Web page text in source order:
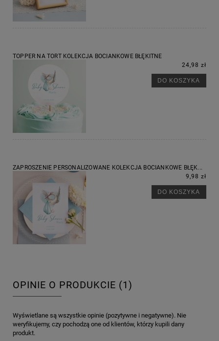
TOPPER NA TORT KOLEKCJA BOCIANKOWE BŁĘKITNE
24,98 zł
DO KOSZYKA
ZAPROSZENIE PERSONALIZOWANE KOLEKCJA BOCIANKOWE BŁĘK...
9,98 zł
DO KOSZYKA
OPINIE O PRODUKCIE (1)
Wyświetlane są wszystkie opinie (pozytywne i negatywne). Nie
weryfikujemy, czy pochodzą one od klientów, którzy kupili dany
produkt.